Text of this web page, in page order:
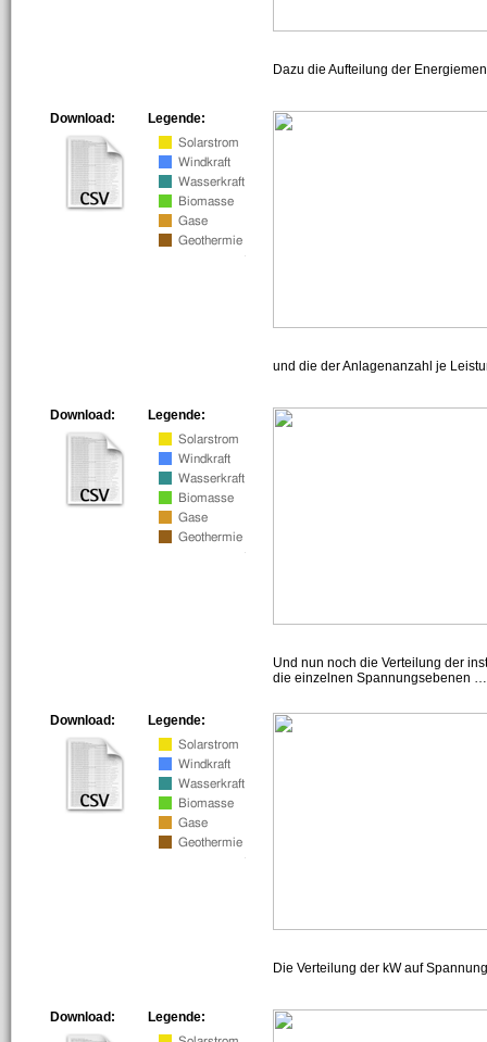
Dazu die Aufteilung der
Legende:
Download:
und die der Anlagenanzahl je
Legende:
Download:
Und nun noch die Verteilung der
die einzelnen Spannungsebenen
Legende:
Download:
Die Verteilung der kW auf
Legende:
Download: